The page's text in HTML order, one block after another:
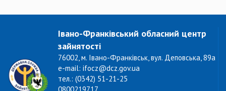
Івано-Франківський обласний центр
зайнятості
76002, м. Івано-Франківськ, вул. Деповська, 89а
e-mail: ifocz@dcz.gov.ua
тел.: (0342) 51-21-25